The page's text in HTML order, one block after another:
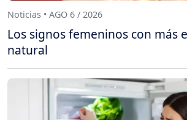
Noticias • AGO 6 / 2026
Los signos femeninos con más
natural